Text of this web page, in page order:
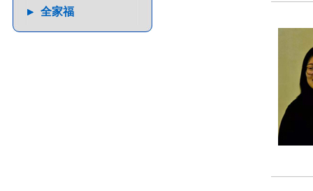
全家福